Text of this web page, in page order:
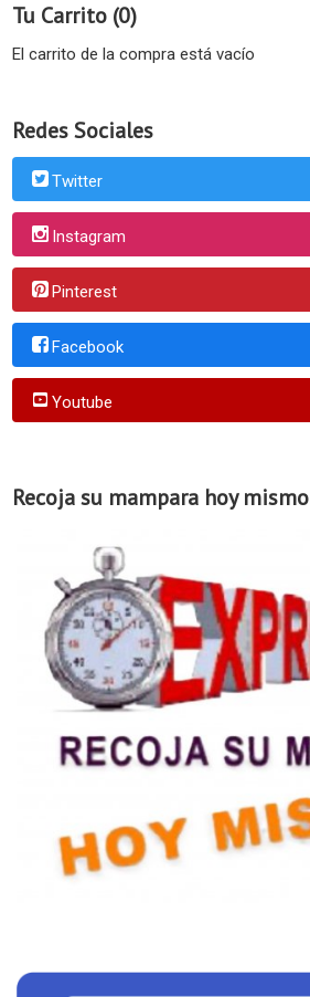
Tu Carrito (0)
El carrito de la compra está vacío
Redes Sociales
Twitter
Instagram
Pinterest
Facebook
Youtube
Recoja su mampara hoy mismo